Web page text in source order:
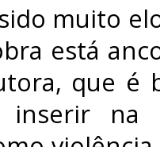
muito
está
que é
inserir na